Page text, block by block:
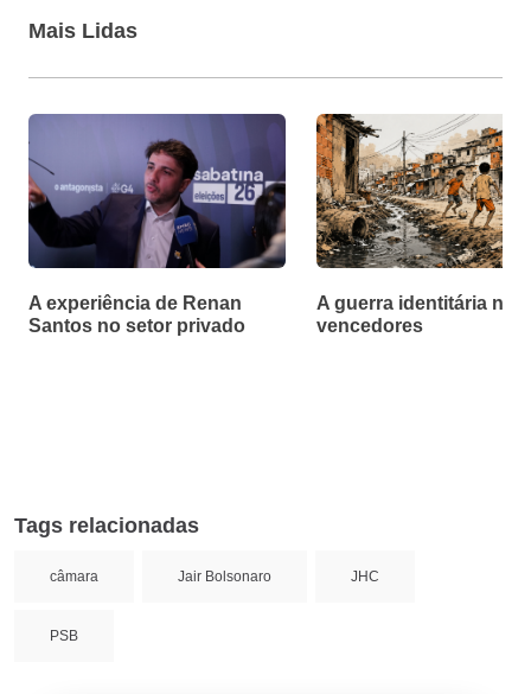
Mais Lidas
A experiência de Renan
Santos no setor privado
A guerra identitária não
vencedores
Tags relacionadas
câmara Jair Bolsonaro JHC
PSB